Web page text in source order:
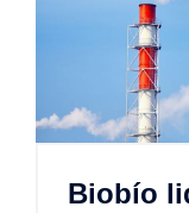
Biobío